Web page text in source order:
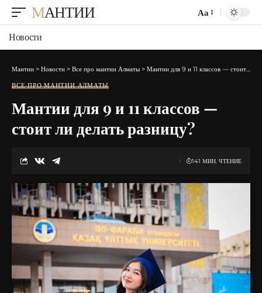
МАНТИИ
Изменение
шрифта
Аа
Новости
Мантии > Новости > Все про мантии Алматы > Мантии для 9 и 11 классов — стоит ли делать разницу?
ВСЕ ПРО МАНТИИ АЛМАТЫ
Мантии для 9 и 11 классов —
стоит ли делать разницу?
141 МИН. ЧТЕНИЕ